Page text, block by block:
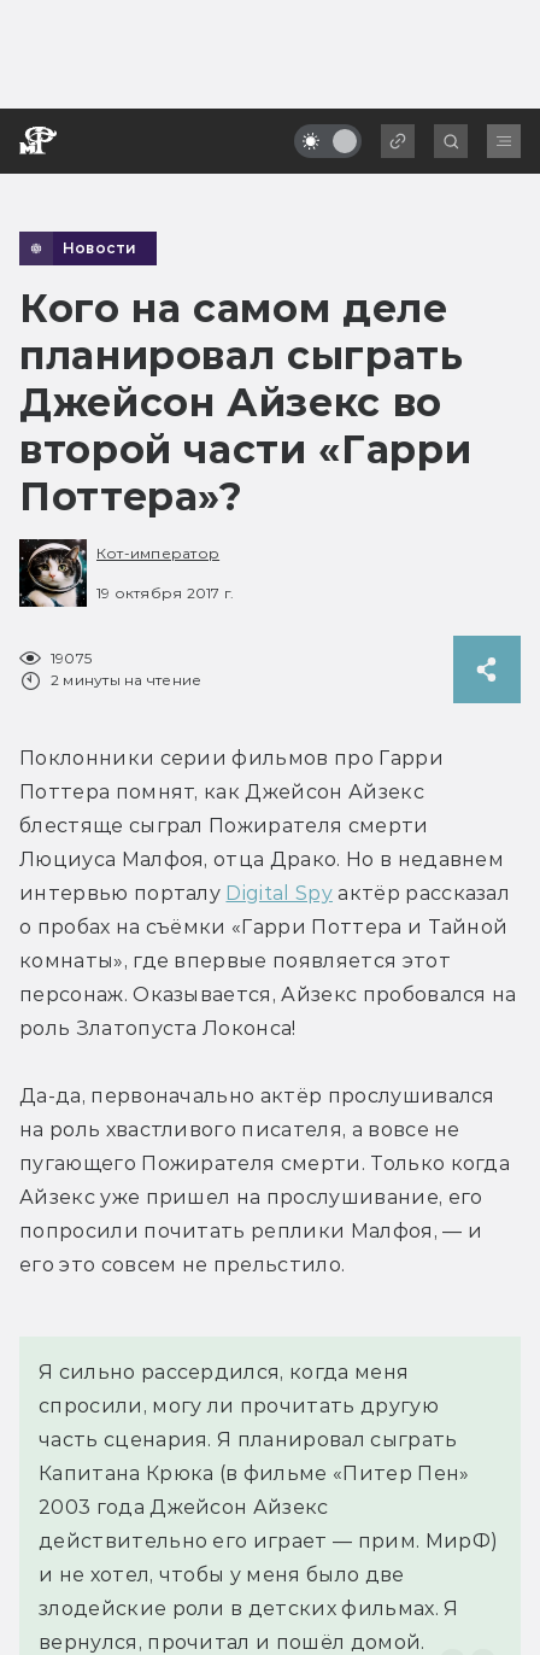
Новости
Кого на самом деле
планировал сыграть
Джейсон Айзекс во
второй части «Гарри
Поттера»?
Кот-император
19 октября 2017 г.
19075
2 минуты на чтение
Поклонники серии фильмов про Гарри
Поттера помнят, как Джейсон Айзекс
блестяще сыграл Пожирателя смерти
Люциуса Малфоя, отца Драко. Но в недавнем
интервью порталу Digital Spy актёр рассказал
о пробах на съёмки «Гарри Поттера и Тайной
комнаты», где впервые появляется этот
персонаж. Оказывается, Айзекс пробовался на
роль Златопуста Локонса!
Да-да, первоначально актёр прослушивался
на роль хвастливого писателя, а вовсе не
пугающего Пожирателя смерти. Только когда
Айзекс уже пришел на прослушивание, его
попросили почитать реплики Малфоя, — и
его это совсем не прельстило.
Я сильно рассердился, когда меня
спросили, могу ли прочитать другую
часть сценария. Я планировал сыграть
Капитана Крюка (в фильме «Питер Пен»
2003 года Джейсон Айзекс
действительно его играет — прим. МирФ)
и не хотел, чтобы у меня было две
злодейские роли в детских фильмах. Я
вернулся, прочитал и пошёл домой.